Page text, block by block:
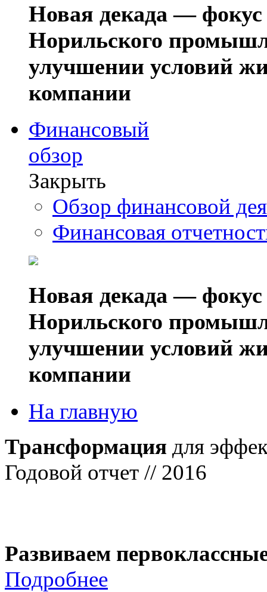
Новая декада — фокус
Норильского
улучшении условий
компании
Финансовый
обзор
Закрыть
Обзор финансовой
Финансовая
Новая декада — фокус
Норильского
улучшении условий
компании
На главную
Трансформация для
Годовой отчет // 2016
Развиваем
Подробнее